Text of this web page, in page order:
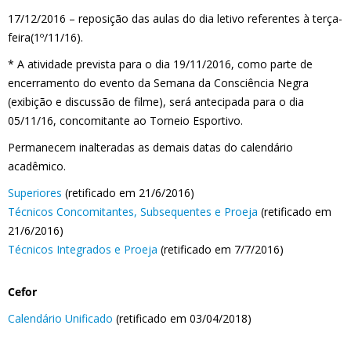
17/12/2016 – reposição das aulas do dia letivo referentes à terça-
feira(1º/11/16).
* A atividade prevista para o dia 19/11/2016, como parte de
encerramento do evento da Semana da Consciência Negra
(exibição e discussão de filme), será antecipada para o dia
05/11/16, concomitante ao Torneio Esportivo.
Permanecem inalteradas as demais datas do calendário
acadêmico.
Superiores (retificado em 21/6/2016)
Técnicos Concomitantes, Subsequentes e Proeja (retificado em
21/6/2016)
Técnicos Integrados e Proeja (retificado em 7/7/2016)
Cefor
Calendário Unificado (retificado em 03/04/2018)